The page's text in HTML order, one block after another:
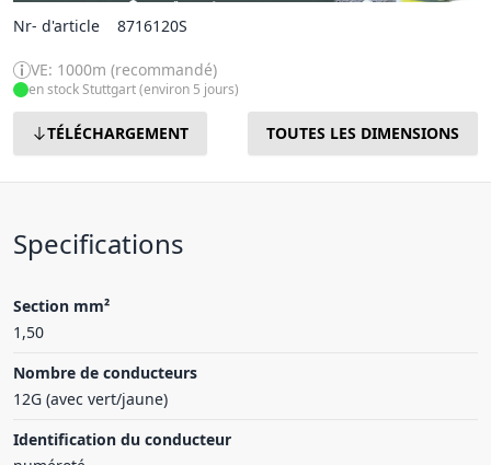
Nr- d'article 8716120S
VE: 1000m (recommandé)
en stock Stuttgart (environ 5 jours)
TÉLÉCHARGEMENT TOUTES LES DIMENSIONS
Specifications
Section mm²
1,50
Nombre de conducteurs
12G (avec vert/jaune)
Identification du conducteur